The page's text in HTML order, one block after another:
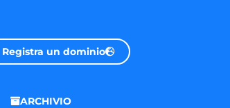
Registra un dominio
ARCHIVIO